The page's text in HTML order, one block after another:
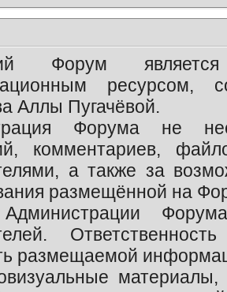
Форум является
ресурсом,
Аллы Пугачёвой.
Форума не
комментариев,
а также за
размещённой на
размещаемой